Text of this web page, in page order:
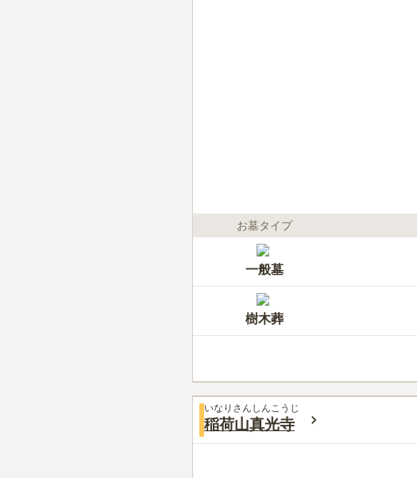
お墓タイプ
一般墓
樹木葬
いなりさんしんこうじ
稲荷山真光寺